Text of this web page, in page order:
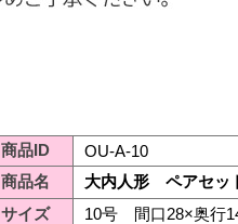
商品ID
OU-A-10
商品名
大内人形 ペアセ
サイズ
10号 間口28×奥行